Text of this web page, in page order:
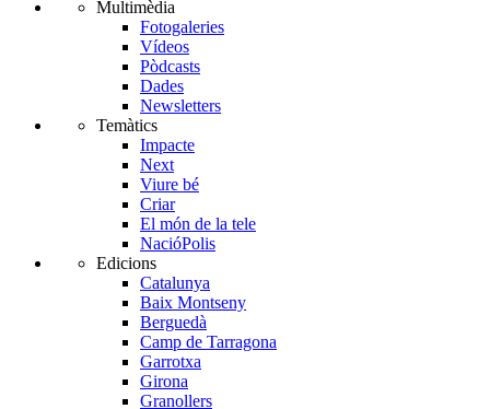
Multimèdia
Fotogaleries
Vídeos
Pòdcasts
Dades
Newsletters
Temàtics
Impacte
Next
Viure bé
Criar
El món de la tele
NacióPolis
Edicions
Catalunya
Baix Montseny
Berguedà
Camp de Tarragona
Garrotxa
Girona
Granollers